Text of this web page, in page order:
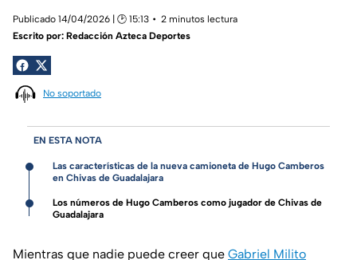
Publicado 14/04/2026 | 🕑 15:13
2 minutos lectura
Escrito por: Redacción Azteca Deportes
No soportado
EN ESTA NOTA
Las características de la nueva camioneta de Hugo Camberos
en Chivas de Guadalajara
Los números de Hugo Camberos como jugador de Chivas de
Guadalajara
Mientras que nadie puede creer que Gabriel Milito